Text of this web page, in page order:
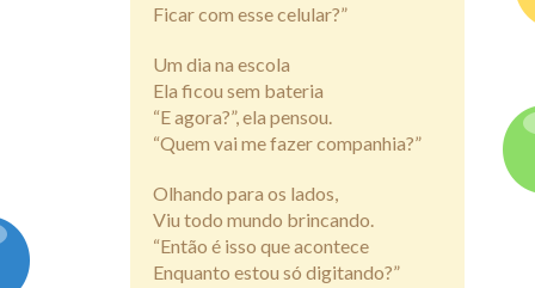
Ficar com esse celular?”
Um dia na escola
Ela ficou sem bateria
“E agora?”, ela pensou.
“Quem vai me fazer companhia?”
Olhando para os lados,
Viu todo mundo brincando.
“Então é isso que acontece
Enquanto estou só digitando?”